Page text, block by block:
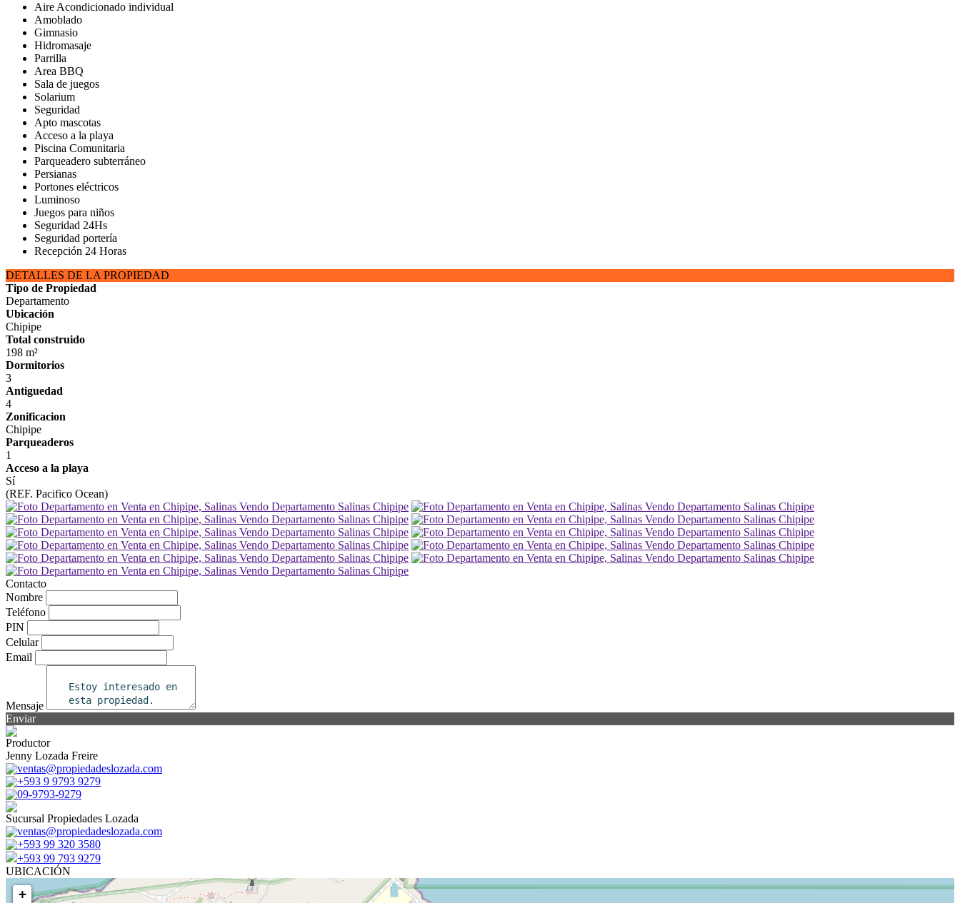
Aire Acondicionado individual
Amoblado
Gimnasio
Hidromasaje
Parrilla
Area BBQ
Sala de juegos
Solarium
Seguridad
Apto mascotas
Acceso a la playa
Piscina Comunitaria
Parqueadero subterráneo
Persianas
Portones eléctricos
Luminoso
Juegos para niños
Seguridad 24Hs
Seguridad portería
Recepción 24 Horas
DETALLES DE LA PROPIEDAD
Tipo de Propiedad
Departamento
Ubicación
Chipipe
Total construido
198 m²
Dormitorios
3
Antiguedad
4
Zonificacion
Chipipe
Parqueaderos
1
Acceso a la playa
Sí
(REF. Pacifico Ocean)
Contacto
Nombre
Teléfono
PIN
Celular
Email
Mensaje
Enviar
Productor
Jenny Lozada Freire
ventas@propiedadeslozada.com
+593 9 9793 9279
09-9793-9279
Sucursal Propiedades Lozada
ventas@propiedadeslozada.com
+593 99 320 3580
+593 99 793 9279
UBICACIÓN
+